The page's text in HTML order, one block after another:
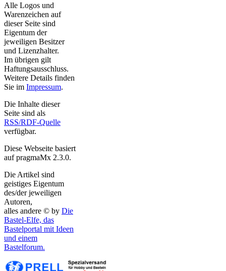
Alle Logos und
Warenzeichen auf
dieser Seite sind
Eigentum der
jeweiligen Besitzer
und Lizenzhalter.
Im übrigen gilt
Haftungsausschluss.
Weitere Details finden
Sie im Impressum.
Die Inhalte dieser
Seite sind als
RSS/RDF-Quelle
verfügbar.
Diese Webseite basiert
auf pragmaMx 2.3.0.
Die Artikel sind
geistiges Eigentum
des/der jeweiligen
Autoren,
alles andere © by Die
Bastel-Elfe, das
Bastelportal mit Ideen
und einem
Bastelforum.